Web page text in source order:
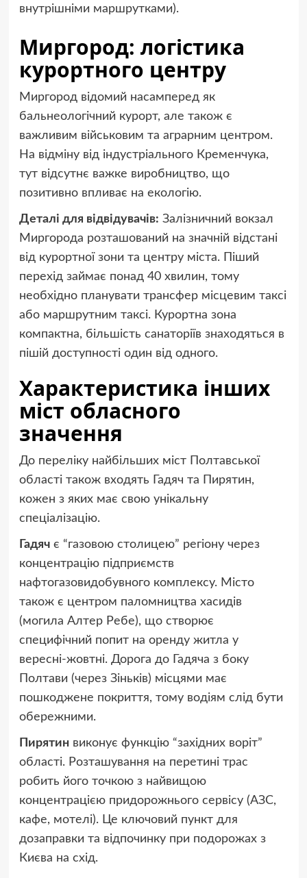
внутрішніми маршрутками).
Миргород: логістика
курортного центру
Миргород відомий насамперед як
бальнеологічний курорт, але також є
важливим військовим та аграрним центром.
На відміну від індустріального Кременчука,
тут відсутнє важке виробництво, що
позитивно впливає на екологію.
Деталі для відвідувачів: Залізничний вокзал
Миргорода розташований на значній відстані
від курортної зони та центру міста. Піший
перехід займає понад 40 хвилин, тому
необхідно планувати трансфер місцевим таксі
або маршрутним таксі. Курортна зона
компактна, більшість санаторіїв знаходяться в
пішій доступності один від одного.
Характеристика інших
міст обласного
значення
До переліку найбільших міст Полтавської
області також входять Гадяч та Пирятин,
кожен з яких має свою унікальну
спеціалізацію.
Гадячє “газовою столицею” регіону через
концентрацію підприємств
нафтогазовидобувного комплексу. Місто
також є центром паломництва хасидів
(могила Алтер Ребе), що створює
специфічний попит на оренду житла у
вересні-жовтні. Дорога до Гадяча з боку
Полтави (через Зіньків) місцями має
пошкоджене покриття, тому водіям слід бути
обережними.
Пирятинвиконує функцію “західних воріт”
області. Розташування на перетині трас
робить його точкою з найвищою
концентрацією придорожнього сервісу (АЗС,
кафе, мотелі). Це ключовий пункт для
дозаправки та відпочинку при подорожах з
Києва на схід.